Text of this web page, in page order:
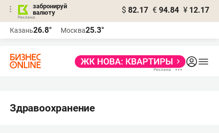
забронируй
валюту
$ 82.17 € 94.84 ¥ 12.17
Казань26.8° Москва25.3°
Здравоохранение